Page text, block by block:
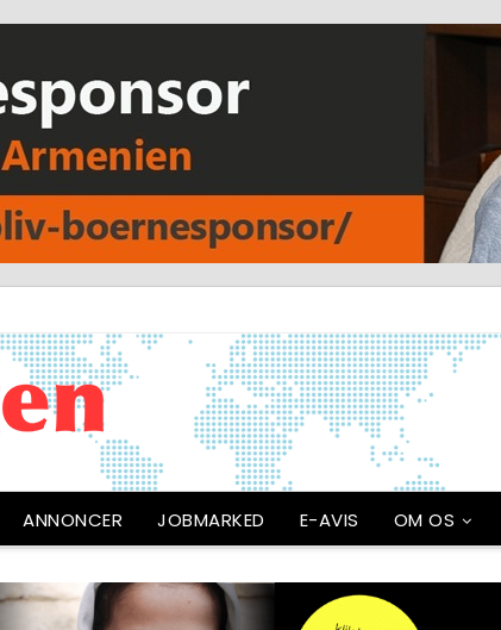
ANNONCER JOBMARKED E-AVIS OM OS